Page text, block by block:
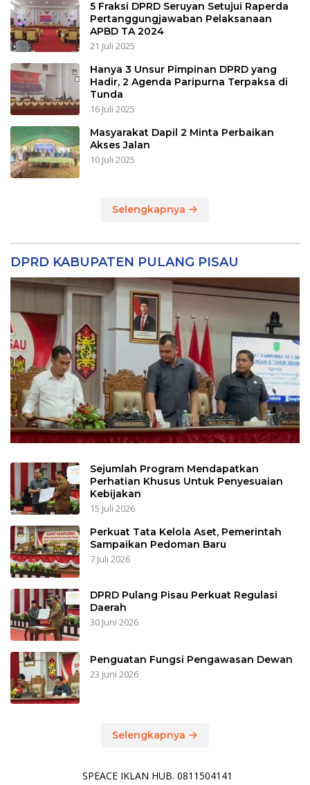
5 Fraksi DPRD Seruyan Setujui Raperda
Pertanggungjawaban Pelaksanaan
APBD TA 2024
21 Juli 2025
Hanya 3 Unsur Pimpinan DPRD yang
Hadir, 2 Agenda Paripurna Terpaksa di
Tunda
16 Juli 2025
Masyarakat Dapil 2 Minta Perbaikan
Akses Jalan
10 Juli 2025
Selengkapnya
DPRD KABUPATEN PULANG PISAU
Sejumlah Program Mendapatkan
Perhatian Khusus Untuk Penyesuaian
Kebijakan
15 Juli 2026
Perkuat Tata Kelola Aset, Pemerintah
Sampaikan Pedoman Baru
7 Juli 2026
DPRD Pulang Pisau Perkuat Regulasi
Daerah
30 Juni 2026
Penguatan Fungsi Pengawasan Dewan
23 Juni 2026
Selengkapnya
SPEACE IKLAN HUB. 0811504141